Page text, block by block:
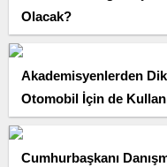
Olacak?
Akademisyenlerden
Otomobil İçin de
Cumhurbaşkanı